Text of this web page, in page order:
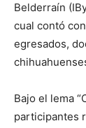
Belderraín
cual contó
egresados,
Bajo el lema
participantes